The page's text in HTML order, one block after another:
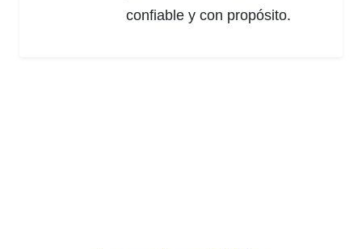
confiable y con propósito.